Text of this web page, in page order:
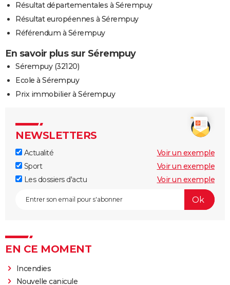
Résultat départementales à Sérempuy
Résultat européennes à Sérempuy
Référendum à Sérempuy
En savoir plus sur Sérempuy
Sérempuy (32120)
Ecole à Sérempuy
Prix immobilier à Sérempuy
NEWSLETTERS
Actualité
Voir un exemple
Sport
Voir un exemple
Les dossiers d'actu
Voir un exemple
EN CE MOMENT
Incendies
Nouvelle canicule